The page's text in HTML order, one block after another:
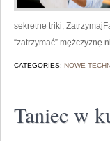
sekretne triki,
“zatrzymać” mężczyznę
CATEGORIES: NOWE
Taniec w